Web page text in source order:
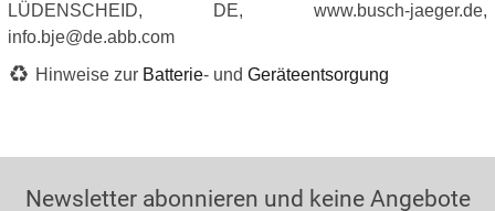
LÜDENSCHEID, DE, www.busch-jaeger.de,
info.bje@de.abb.com
Hinweise zur Batterie- und Geräteentsorgung
Newsletter abonnieren und keine Angebote